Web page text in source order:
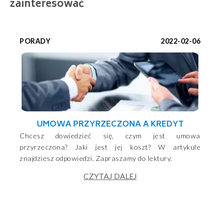
zainteresować
PORADY 2022-02-06
UMOWA PRZYRZECZONA A KREDYT
Chcesz dowiedzieć się, czym jest umowa
przyrzeczona? Jaki jest jej koszt? W artykule
znajdziesz odpowiedzi. Zapraszamy do lektury.
CZYTAJ DALEJ